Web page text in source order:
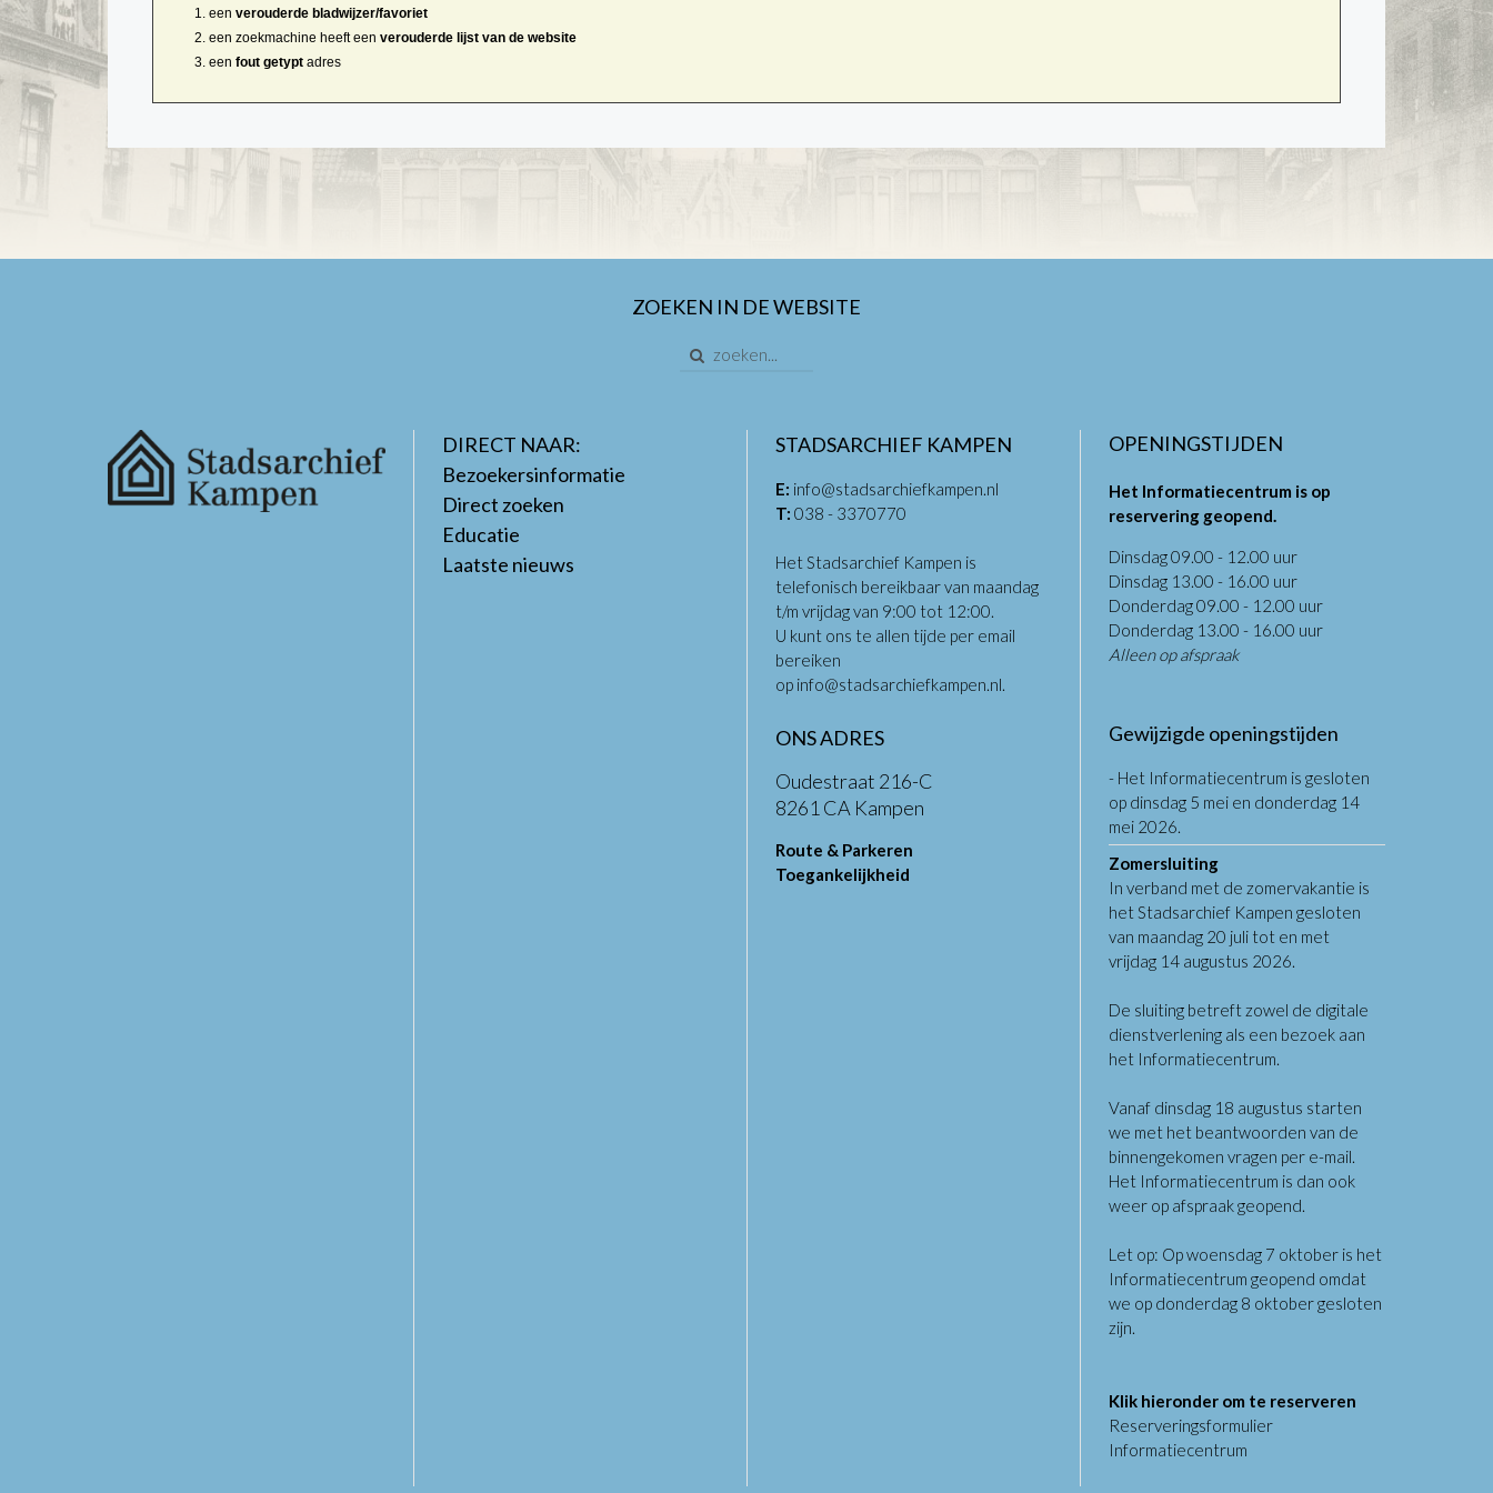
een verouderde bladwijzer/favoriet
een zoekmachine heeft een verouderde lijst van de website
een fout getypt adres
ZOEKEN IN DE WEBSITE
DIRECT NAAR:
Bezoekersinformatie
Direct zoeken
Educatie
Laatste nieuws
STADSARCHIEF KAMPEN
E: info@stadsarchiefkampen.nl
T: 038 - 3370770
Het Stadsarchief Kampen is
telefonisch bereikbaar van maandag
t/m vrijdag van 9:00 tot 12:00.
U kunt ons te allen tijde per email
bereiken
op info@stadsarchiefkampen.nl.
ONS ADRES
Oudestraat 216-C
8261 CA Kampen
Route & Parkeren
Toegankelijkheid
OPENINGSTIJDEN
Het Informatiecentrum is op
reservering geopend.
Dinsdag 09.00 - 12.00 uur
Dinsdag 13.00 - 16.00 uur
Donderdag 09.00 - 12.00 uur
Donderdag 13.00 - 16.00 uur
Alleen op afspraak
Gewijzigde openingstijden
- Het Informatiecentrum is gesloten
op dinsdag 5 mei en donderdag 14
mei 2026.
Zomersluiting
In verband met de zomervakantie is
het Stadsarchief Kampen gesloten
van maandag 20 juli tot en met
vrijdag 14 augustus 2026.
De sluiting betreft zowel de digitale
dienstverlening als een bezoek aan
het Informatiecentrum.
Vanaf dinsdag 18 augustus starten
we met het beantwoorden van de
binnengekomen vragen per e-mail.
Het Informatiecentrum is dan ook
weer op afspraak geopend.
Let op: Op woensdag 7 oktober is het
Informatiecentrum geopend omdat
we op donderdag 8 oktober gesloten
zijn.
Klik hieronder om te reserveren
Reserveringsformulier
Informatiecentrum